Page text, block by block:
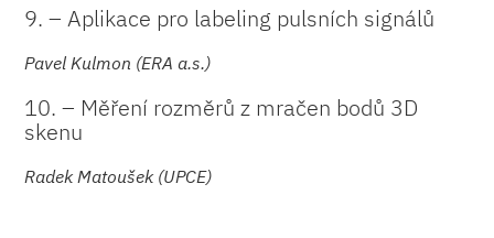
9. – Aplikace pro labeling pulsních signálů
Pavel Kulmon (ERA a.s.)
10. – Měření rozměrů z mračen bodů 3D
skenu
Radek Matoušek (UPCE)